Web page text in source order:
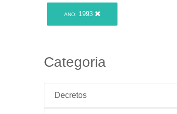
ANO: 1993
Categoria
Decretos